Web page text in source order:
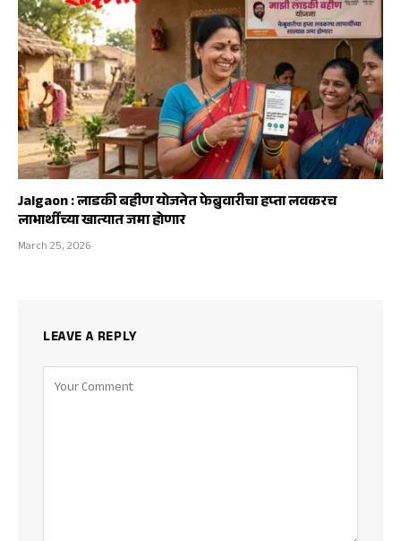
Jalgaon : लाडकी बहीण योजनेत फेब्रुवारीचा हप्ता लवकरच
लाभार्थींच्या खात्यात जमा होणार
March 25, 2026
LEAVE A REPLY